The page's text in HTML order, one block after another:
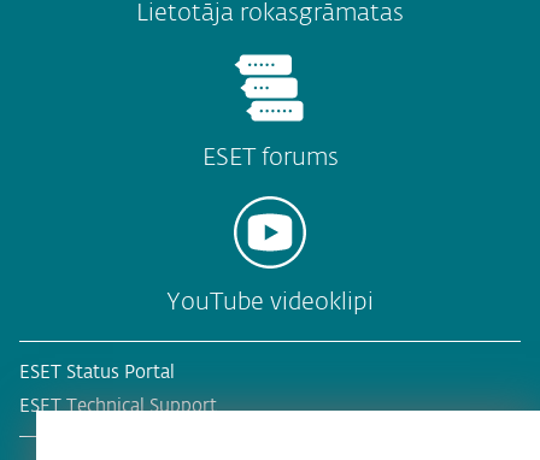
Lietotāja rokasgrāmatas
ESET forums
YouTube videoklipi
ESET Status Portal
ESET Technical Support